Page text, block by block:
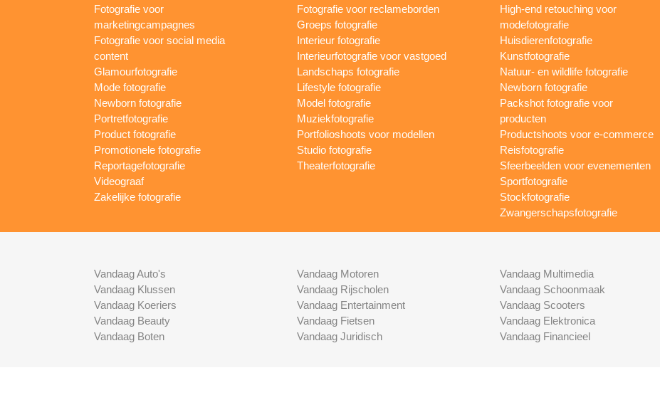
Fotografie voor
marketingcampagnes
Fotografie voor social media
content
Glamourfotografie
Mode fotografie
Newborn fotografie
Portretfotografie
Product fotografie
Promotionele fotografie
Reportagefotografie
Videograaf
Zakelijke fotografie
Fotografie voor reclameborden
Groeps fotografie
Interieur fotografie
Interieurfotografie voor vastgoed
Landschaps fotografie
Lifestyle fotografie
Model fotografie
Muziekfotografie
Portfolioshoots voor modellen
Studio fotografie
Theaterfotografie
High-end retouching voor
modefotografie
Huisdierenfotografie
Kunstfotografie
Natuur- en wildlife fotografie
Newborn fotografie
Packshot fotografie voor
producten
Productshoots voor e-commerce
Reisfotografie
Sfeerbeelden voor evenementen
Sportfotografie
Stockfotografie
Zwangerschapsfotografie
Vandaag Auto's
Vandaag Klussen
Vandaag Koeriers
Vandaag Beauty
Vandaag Boten
Vandaag Motoren
Vandaag Rijscholen
Vandaag Entertainment
Vandaag Fietsen
Vandaag Juridisch
Vandaag Multimedia
Vandaag Schoonmaak
Vandaag Scooters
Vandaag Elektronica
Vandaag Financieel